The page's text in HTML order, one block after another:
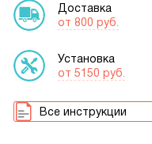
Доставка
от 800 руб.
Установка
от 5150 руб.
Все инструкции